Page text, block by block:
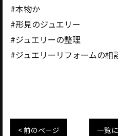
#本物か
#形見のジュエリー
#ジュエリーの整理
#ジュエリーリフォームの相
< 前のページ 一覧